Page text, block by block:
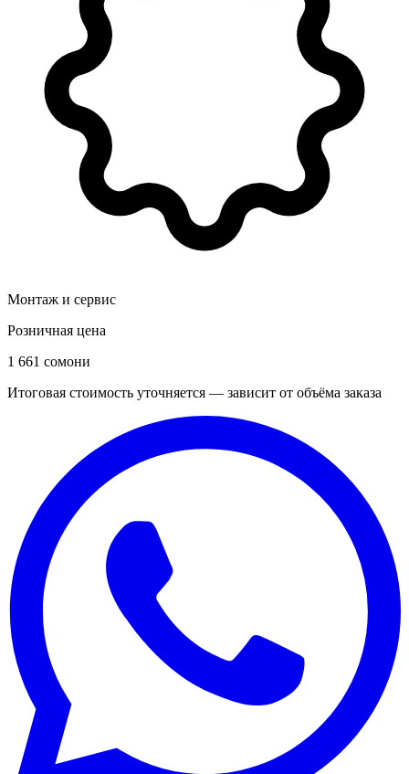
Монтаж и сервис
Розничная цена
1 661 сомони
Итоговая стоимость уточняется — зависит от объёма заказа